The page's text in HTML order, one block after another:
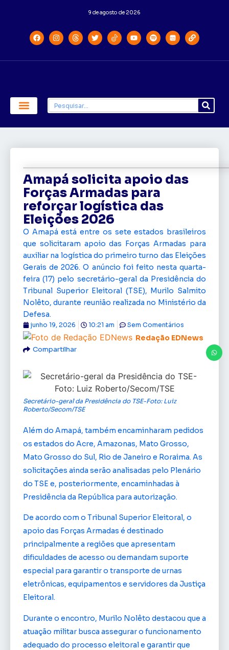
9 de agosto de 2026
Amapá solicita apoio das
Forças Armadas para
reforçar logística das
Eleições 2026
O Amapá está entre os sete estados brasileiros
que solicitaram apoio das Forças Armadas para
auxiliar na logística do primeiro turno das Eleições
Gerais de 2026. O anúncio foi feito nesta quarta-
feira (17) pelo secretário-geral da Presidência do
Tribunal Superior Eleitoral (TSE), Murilo Salmito
Nolêto, durante reunião realizada no Ministério da
Defesa.
Redação EDNews
junho 19, 2026 10:21 am Sem Comentários
Compartilhar
Secretário-geral da Presidência do TSE-Foto: Luiz
Roberto/Secom/TSE
Além do Amapá, também encaminharam pedidos
os estados do Acre, Amazonas, Mato Grosso,
Mato Grosso do Sul, Rio de Janeiro e Roraima. As
solicitações ainda serão analisadas pelo Plenário
do TSE e, posteriormente, encaminhadas à
Presidência da República para autorização.
De acordo com o Tribunal Superior Eleitoral, o
apoio das Forças Armadas é destinado
principalmente a regiões que apresentam
dificuldades de acesso ou demandam suporte
especial para garantir o transporte de urnas
eletrônicas, equipamentos e servidores da Justiça
Eleitoral.
Durante o encontro, Murilo Nolêto destacou que a
atuação militar busca assegurar o funcionamento
adequado do processo eleitoral e garantir que